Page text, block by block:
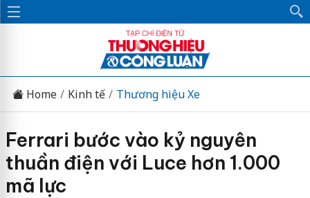
Home Kinh tế Thương hiệu Xe
Ferrari bước vào kỷ nguyên
thuần điện với Luce hơn 1.000
mã lực